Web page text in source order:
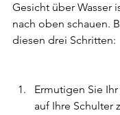
Gesicht über Wasser
nach oben schauen.
diesen drei Schritten:
Ermutigen Sie
auf Ihre Schulter